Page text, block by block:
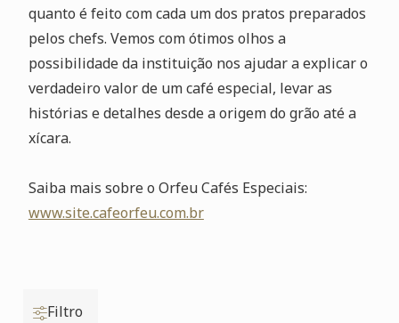
quanto é feito com cada um dos pratos preparados
pelos chefs. Vemos com ótimos olhos a
possibilidade da instituição nos ajudar a explicar o
verdadeiro valor de um café especial, levar as
histórias e detalhes desde a origem do grão até a
xícara.
Saiba mais sobre o Orfeu Cafés Especiais:
www.site.cafeorfeu.com.br
Filtro